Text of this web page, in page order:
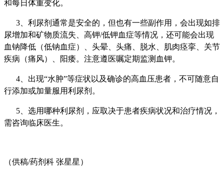
和每日体重变化。
3、利尿剂通常是安全的，但也有一些副作用，会出现如排
尿增加和矿物质流失、高钾/低钾血症等情况，还可能会出现
血钠降低（低钠血症）、头晕、头痛、脱水、肌肉痉挛、关节
疾病（痛风）、阳痿。注意遵医嘱定期监测血钾。
4、出现“水肿”等症状以及确诊的高血压患者，不可随意自
行添加或加量服用利尿剂。
5、选用哪种利尿剂，应取决于患者疾病状况和治疗情况，
需咨询临床医生。
（供稿/药剂科 张星星）